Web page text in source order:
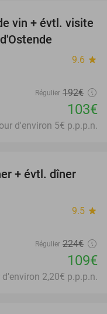
46%
vin + évtl. visite
9.6 star
Régulier 192€
103€
d'environ 5€ p.p.p.n.
51%
+ évtl. dîner
9.5 star
Régulier 224€
109€
2,20€ p.p.p.n.